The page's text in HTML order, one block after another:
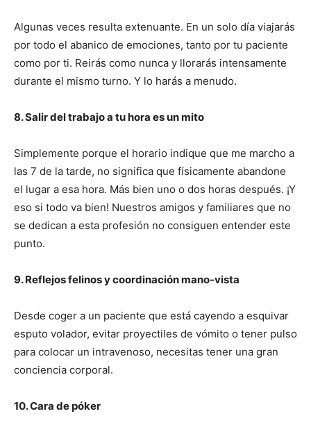
Algunas veces resulta extenuante. En un solo día viajarás
por todo el abanico de emociones, tanto por tu paciente
como por ti. Reirás como nunca y llorarás intensamente
durante el mismo turno. Y lo harás a menudo.
8. Salir del trabajo a tu hora es un mito
Simplemente porque el horario indique que me marcho a
las 7 de la tarde, no significa que físicamente abandone
el lugar a esa hora. Más bien uno o dos horas después. ¡Y
eso si todo va bien! Nuestros amigos y familiares que no
se dedican a esta profesión no consiguen entender este
punto.
9. Reflejos felinos y coordinación mano-vista
Desde coger a un paciente que está cayendo a esquivar
esputo volador, evitar proyectiles de vómito o tener pulso
para colocar un intravenoso, necesitas tener una gran
conciencia corporal.
10. Cara de póker